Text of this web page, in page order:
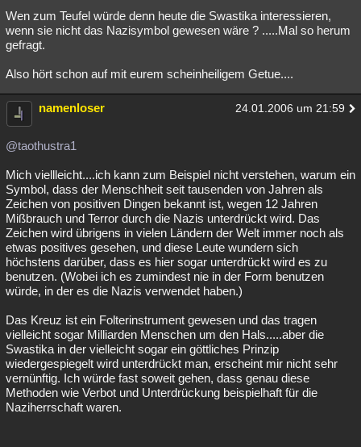
Wen zum Teufel würde denn heute die Swastika interessieren,
wenn sie nicht das Nazisymbol gewesen wäre ? .....Mal so herum
gefragt.
Also hört schon auf mit eurem scheinheiligem Getue....
namenloser 24.01.2006 um 21:59
@taothustra1
Mich viellleicht....ich kann zum Beispiel nicht verstehen, warum ein
Symbol, dass der Menschheit seit tausenden von Jahren als
Zeichen von positiven Dingen bekannt ist, wegen 12 Jahren
Mißbrauch und Terror durch die Nazis unterdrückt wird. Das
Zeichen wird übrigens in vielen Ländern der Welt immer noch als
etwas positives gesehen, und diese Leute wundern sich
höchstens darüber, dass es hier sogar unterdrückt wird es zu
benutzen. (Wobei ich es zumindest nie in der Form benutzen
würde, in der es die Nazis verwendet haben.)
Das Kreuz ist ein Folterinstrument gewesen und das tragen
vielleicht sogar Milliarden Menschen um den Hals.....aber die
Swastika in der vielleicht sogar ein göttliches Prinzip
wiedergespiegelt wird unterdrückt man, erscheint mir nicht sehr
vernünftig. Ich würde fast soweit gehen, dass genau diese
Methoden wie Verbot und Unterdrückung beispielhaft für die
Naziherrschaft waren.